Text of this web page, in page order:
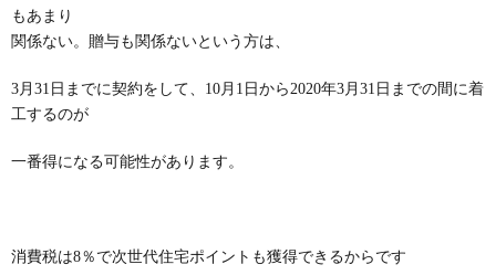
もあまり
関係ない。贈与も関係ないという方は、
3月31日までに契約をして、10月1日から2020年3月31日までの間に着
工するのが
一番得になる可能性があります。
消費税は8％で次世代住宅ポイントも獲得できるからです